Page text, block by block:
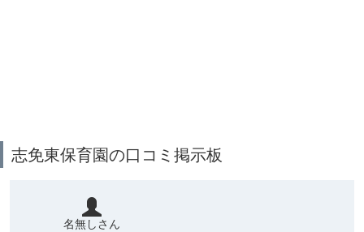
志免東保育園の口コミ掲示板
名無しさん